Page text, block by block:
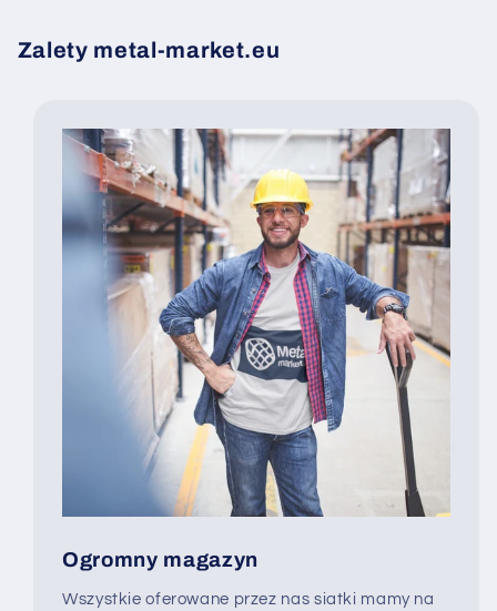
Zalety metal-market.eu
Ogromny magazyn
Wszystkie oferowane przez nas siatki mamy na